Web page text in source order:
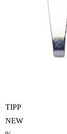
TIPP
NEW